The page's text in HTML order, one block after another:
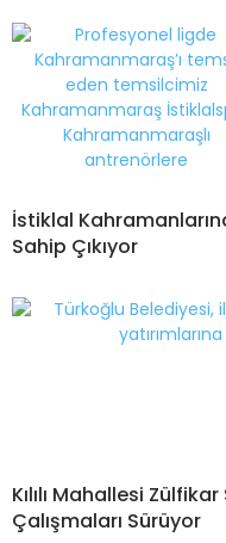
İstiklal
Sahip Çıkıyor
Kılılı Mahallesi
Çalışmaları Sürüyor